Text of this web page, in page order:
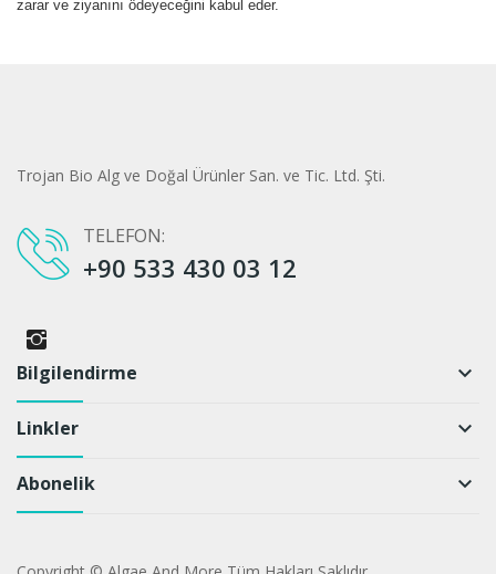
zarar ve ziyanını ödeyeceğini kabul eder.
Trojan Bio Alg ve Doğal Ürünler San. ve Tic. Ltd. Şti.
TELEFON:
+90 533 430 03 12
Bilgilendirme keyboard_arrow_down
Linkler keyboard_arrow_down
Abonelik keyboard_arrow_down